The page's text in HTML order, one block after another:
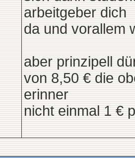
arbeitgeber dich
da und vorallem
aber prinzipell
von 8,50 € die
erinner
nicht einmal 1 €